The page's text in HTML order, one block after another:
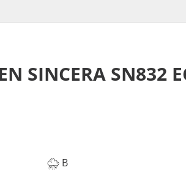
SINCERA SN832
B